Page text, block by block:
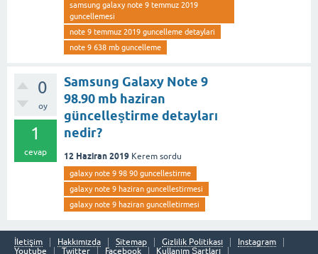
samsung galaxy note 9 temmuz 2019
guncellemesi
note 9 temmuz 2019 guncelleme detaylari
note 9 638 mb guncelleme
0
oy
1
cevap
Samsung Galaxy Note 9
98.90 mb haziran
güncelleştirme detayları
nedir?
12 Haziran 2019 Kerem sordu
galaxy note 9 98 90 guncellestirme
galaxy note 9 haziran guncellestirmesi
galaxy note 9 haziran guncelletirmesi
İletişim Hakkımızda Sitemap Gizlilik Politikası
Instagram
Youtube
Twitter Facebook Kullanım Şartları